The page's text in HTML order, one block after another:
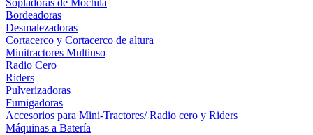
Sopladoras de Mochila
Bordeadoras
Desmalezadoras
Cortacerco y Cortacerco de altura
Minitractores Multiuso
Radio Cero
Riders
Pulverizadoras
Fumigadoras
Accesorios para Mini-Tractores/ Radio cero y Riders
Máquinas a Batería